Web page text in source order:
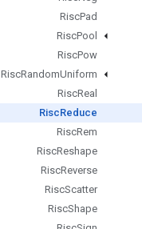
RiscPad
RiscPool
RiscPow
RiscRandomUniform
RiscReal
RiscReduce
RiscRem
RiscReshape
RiscReverse
RiscScatter
RiscShape